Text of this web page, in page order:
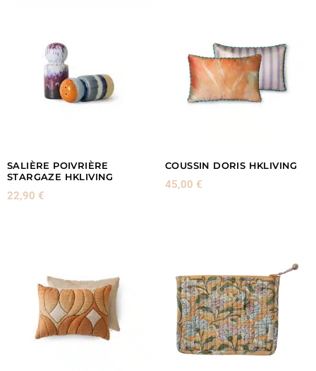
SALIÈRE POIVRIÈRE
STARGAZE HKLIVING
22,90 €
COUSSIN DORIS HKLIVING
45,00 €